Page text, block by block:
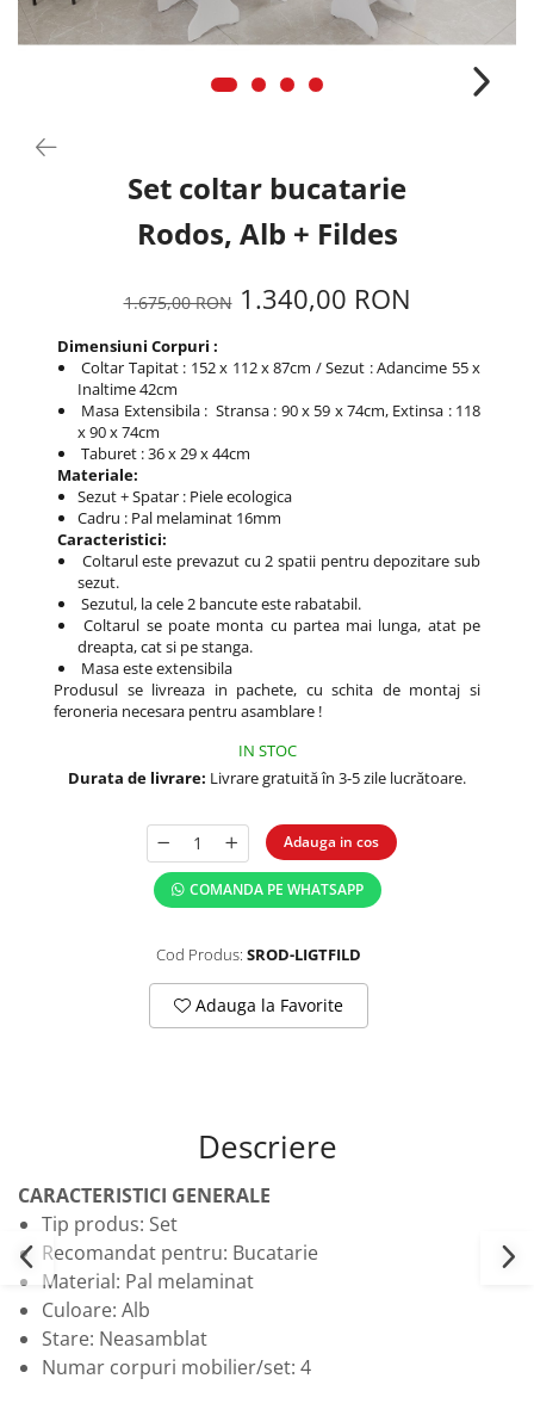
Set coltar bucatarie
Rodos, Alb + Fildes
1.675,00 RON 1.340,00 RON
Dimensiuni Corpuri :
Coltar Tapitat : 152 x 112 x 87cm / Sezut : Adancime 55 x
Inaltime 42cm
Masa Extensibila : Stransa : 90 x 59 x 74cm, Extinsa : 118
x 90 x 74cm
Taburet : 36 x 29 x 44cm
Materiale:
Sezut + Spatar : Piele ecologica
Cadru : Pal melaminat 16mm
Caracteristici:
Coltarul este prevazut cu 2 spatii pentru depozitare sub
sezut.
Sezutul, la cele 2 bancute este rabatabil.
Coltarul se poate monta cu partea mai lunga, atat pe
dreapta, cat si pe stanga.
Masa este extensibila
Produsul se livreaza in pachete, cu schita de montaj si
feroneria necesara pentru asamblare !
IN STOC
Durata de livrare: Livrare gratuită în 3-5 zile lucrătoare.
Adauga in cos
COMANDA PE WHATSAPP
Cod Produs: SROD-LIGTFILD
Adauga la Favorite
Descriere
CARACTERISTICI GENERALE
Tip produs: Set
Recomandat pentru: Bucatarie
Material: Pal melaminat
Culoare: Alb
Stare: Neasamblat
Numar corpuri mobilier/set: 4